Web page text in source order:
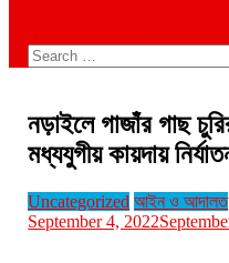
Search
for:
নড়াইলে গাজাঁর গাছ
মধ্যযুগীয় কায়দায়
Uncategorized আইন ও আদালত
September 4, 2022